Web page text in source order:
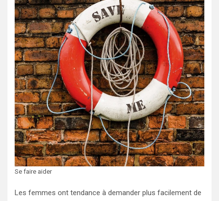
Se faire aider
Les femmes ont tendance à demander plus facilement de